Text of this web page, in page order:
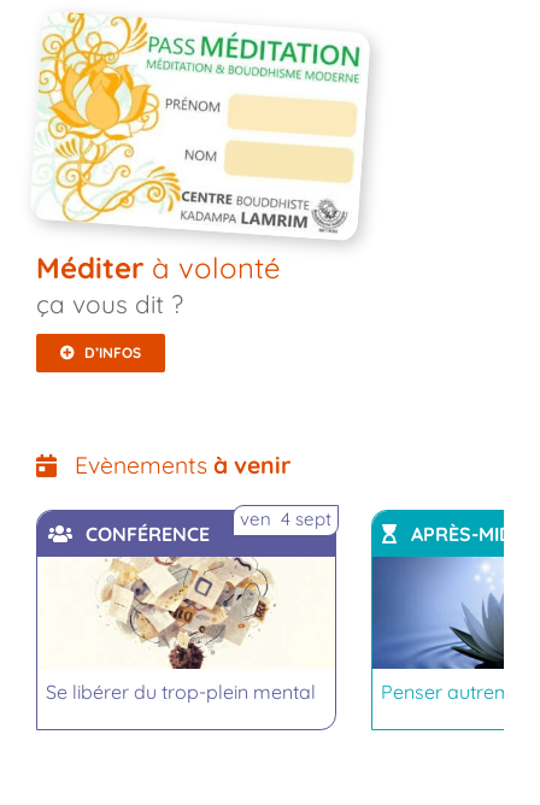
Méditerà volonté
ça vous dit ?
D’INFOS
Evènements à venir
CONFÉRENCE
ven 4 sept
Se libérer du trop-plein mental
APRÈS-MIDI
Penser